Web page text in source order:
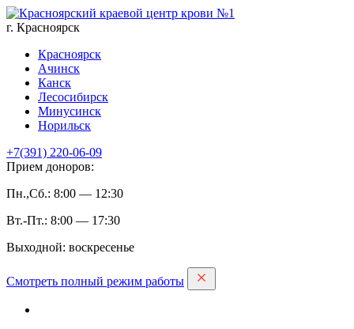
г. Красноярск
Красноярск
Ачинск
Канск
Лесосибирск
Минусинск
Норильск
+7(391) 220-06-09
Прием доноров:
Пн.,Сб.: 8:00 — 12:30
Вт.-Пт.: 8:00 — 17:30
Выходной: воскресенье
Смотреть полный режим работы